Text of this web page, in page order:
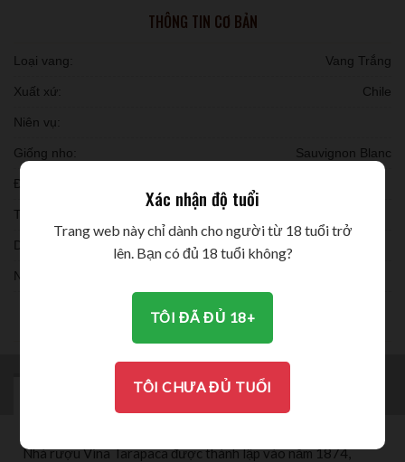
THÔNG TIN CƠ BẢN
Loại vang: Vang Trắng
Xuất xứ: Chile
Niên vụ:
Giống nho: Sauvignon Blanc
Đóng chai:
Thời gian ủ:
Dung tích:
Nồng độ:
THƯỞNG THỨC
BRAND
Nhà rượu Vina Tarapaca được thành lập vào năm 1874,
Xác nhận độ tuổi
Trang web này chỉ dành cho người từ 18 tuổi trở
lên. Bạn có đủ 18 tuổi không?
TÔI ĐÃ ĐỦ 18+
TÔI CHƯA ĐỦ TUỔI